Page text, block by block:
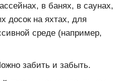
в банях, в саунах,
досок на яхтах, для
среде (например,
забить и забыть.